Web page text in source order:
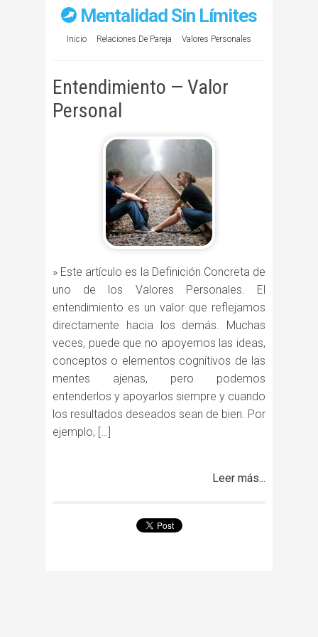
Mentalidad Sin Límites
Inicio Relaciones De Pareja Valores Personales
Entendimiento — Valor
Personal
» Este artículo es la Definición Concreta de
uno de los Valores Personales. El
entendimiento es un valor que reflejamos
directamente hacia los demás. Muchas
veces, puede que no apoyemos las ideas,
conceptos o elementos cognitivos de las
mentes ajenas, pero podemos
entenderlos y apoyarlos siempre y cuando
los resultados deseados sean de bien. Por
ejemplo, […]
Leer más...